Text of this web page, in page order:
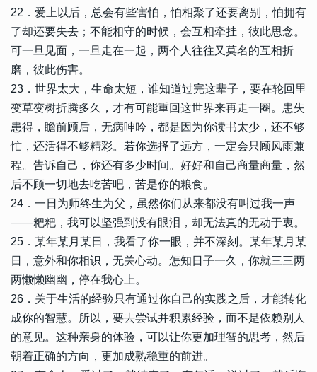
22．爱上以后，总会有些害怕，怕相聚了还要离别，怕拥有
了却还要失去；不能相守的时候，会互相牵挂，彼此思念。
可一旦见面，一旦走在一起，两个人往往又莫名的互相折
磨，彼此伤害。
23．世界太大，生命太短，谁知道过完这辈子，要在轮回里
变草变树折腾多久，才有可能重回这世界来再走一圈。患失
患得，瞻前顾后，无病呻吟，都是因为你读书太少，还不够
忙，还活得不够精彩。若你选择了远方，一定会只顾风雨兼
程。告诉自己，你还有多少时间。好好和自己商量商量，然
后不顾一切地去吃苦吧，苦是你的粮食。
24．一日为师终生为父，虽然你们从来都没有叫过我一声
――粑粑，我可以坚强到没有眼泪，却无法真的无动于衷。
25．某年某月某日，我看了你一眼，并不深刻。某年某月某
日，意外和你相识，无关心动。怎知日子一久，你就三三两
两懒懒幽幽，停在我心上。
26．关于生活的经验只有通过你自己的实践之后，才能转化
成你的智慧。所以，要去尝试并积累经验，而不是依赖别人
的意见。这种亲身的体验，可以让你更加理智的思考，然后
朝着正确的方向，更加成熟稳重的前进。